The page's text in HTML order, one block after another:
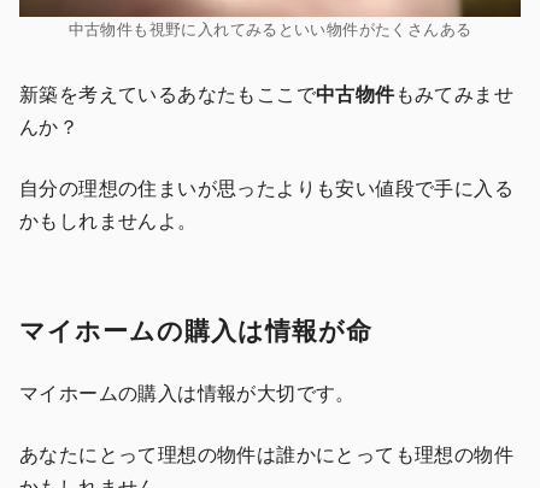
中古物件も視野に入れてみるといい物件がたくさんある
新築を考えているあなたもここで中古物件もみてみませ
んか？
自分の理想の住まいが思ったよりも安い値段で手に入る
かもしれませんよ。
マイホームの購入は情報が命
マイホームの購入は情報が大切です。
あなたにとって理想の物件は誰かにとっても理想の物件